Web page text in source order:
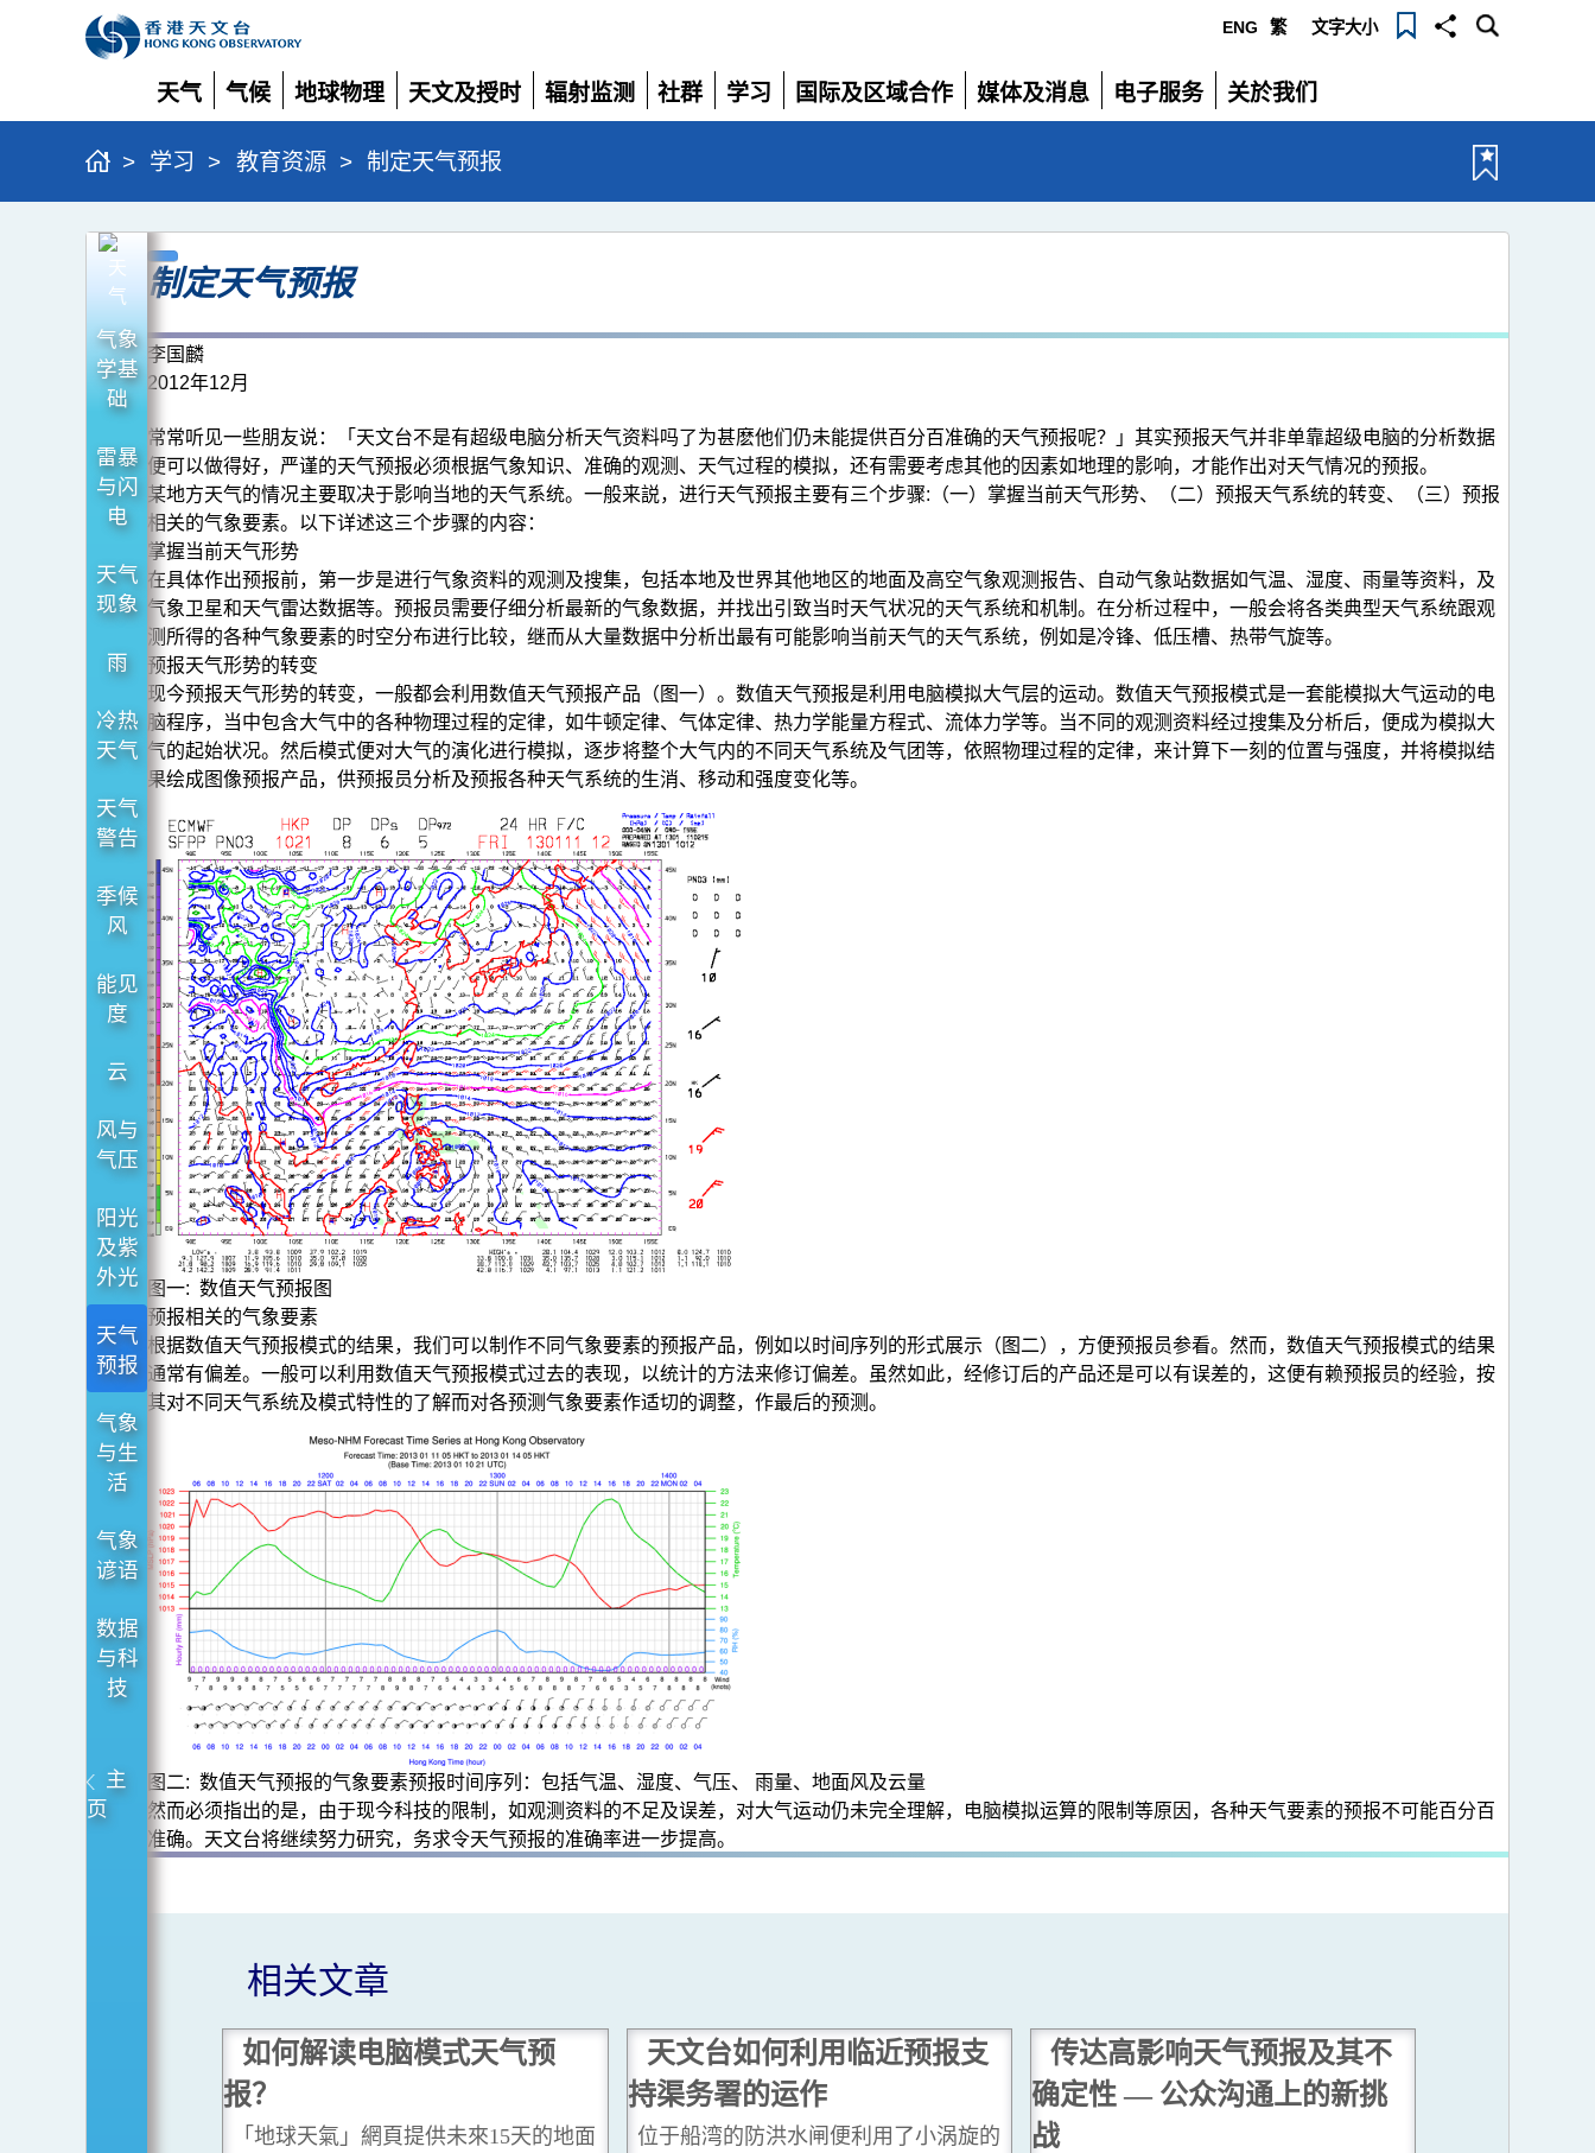
ENG 繁 文字大小
天气
展
开
气候
展
开
地球物理
展
开
天文及授时
展
开
辐射监测
展
社群
展
学习
展
国际及区域合作
展
媒体及消息
展
电子服务
展
关於我们
展
> 学习 > 教育资源 > 制定天气预报
制
定
天
气
预
气象
学基
础
雷暴
与闪
电
天气
现象
雨
冷热
天气
天气
警告
季候
风
能见
度
云
风与
气压
阳光
及紫
外光
天气
预报
气象
与生
活
气象
谚语
数据
与科
技
主
页
制定天气预报
李国麟
2012年12月
常常听见一些朋友说：「天文台不是有超级电脑分析天气资料吗了为甚麽他们仍未能提供百分百准确的天气预报呢？」其实预报天气并非单靠超级电脑的分析数据
便可以做得好，严谨的天气预报必须根据气象知识、准确的观测、天气过程的模拟，还有需要考虑其他的因素如地理的影响，才能作出对天气情况的预报。
某地方天气的情况主要取决于影响当地的天气系统。一般来説，进行天气预报主要有三个步骤:（一）掌握当前天气形势、（二）预报天气系统的转变、（三）预报
相关的气象要素。以下详述这三个步骤的内容：
掌握当前天气形势
在具体作出预报前，第一步是进行气象资料的观测及搜集，包括本地及世界其他地区的地面及高空气象观测报告、自动气象站数据如气温、湿度、雨量等资料，及
气象卫星和天气雷达数据等。预报员需要仔细分析最新的气象数据，并找出引致当时天气状况的天气系统和机制。在分析过程中，一般会将各类典型天气系统跟观
测所得的各种气象要素的时空分布进行比较，继而从大量数据中分析出最有可能影响当前天气的天气系统，例如是冷锋、低压槽、热带气旋等。
预报天气形势的转变
现今预报天气形势的转变，一般都会利用数值天气预报产品（图一）。数值天气预报是利用电脑模拟大气层的运动。数值天气预报模式是一套能模拟大气运动的电
脑程序，当中包含大气中的各种物理过程的定律，如牛顿定律、气体定律、热力学能量方程式、流体力学等。当不同的观测资料经过搜集及分析后，便成为模拟大
气的起始状况。然后模式便对大气的演化进行模拟，逐步将整个大气内的不同天气系统及气团等，依照物理过程的定律，来计算下一刻的位置与强度，并将模拟结
果绘成图像预报产品，供预报员分析及预报各种天气系统的生消、移动和强度变化等。
图一: 数值天气预报图
预报相关的气象要素
根据数值天气预报模式的结果，我们可以制作不同气象要素的预报产品，例如以时间序列的形式展示（图二），方便预报员参看。然而，数值天气预报模式的结果
通常有偏差。一般可以利用数值天气预报模式过去的表现，以统计的方法来修订偏差。虽然如此，经修订后的产品还是可以有误差的，这便有赖预报员的经验，按
其对不同天气系统及模式特性的了解而对各预测气象要素作适切的调整，作最后的预测。
图二: 数值天气预报的气象要素预报时间序列：包括气温、湿度、气压、 雨量、地面风及云量
然而必须指出的是，由于现今科技的限制，如观测资料的不足及误差，对大气运动仍未完全理解，电脑模拟运算的限制等原因，各种天气要素的预报不可能百分百
准确。天文台将继续努力研究，务求令天气预报的准确率进一步提高。
相关文章
如何解读电脑模式天气预
报？
「地球天氣」網頁提供未來15天的地面
天文台如何利用临近预报支
持渠务署的运作
位于船湾的防洪水闸便利用了小涡旋的
传达高影响天气预报及其不
确定性 — 公众沟通上的新挑
战